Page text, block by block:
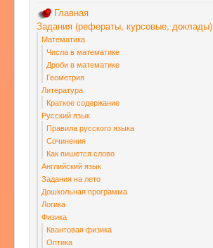
Главная
Задания (рефераты, курсовые, доклады)
Математика
Числа в математике
Дроби в математике
Геометрия
Литература
Краткое содержание
Русский язык
Правила русского языка
Сочинения
Как пишется слово
Английский язык
Задания на лето
Дошкольная программа
Логика
Физика
Квантовая физика
Оптика